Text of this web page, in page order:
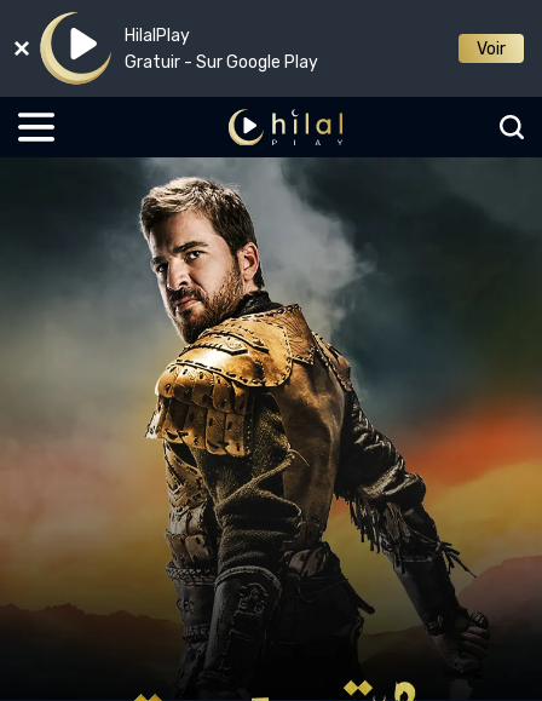
HilalPlay
Gratuir - Sur Google Play
Voir